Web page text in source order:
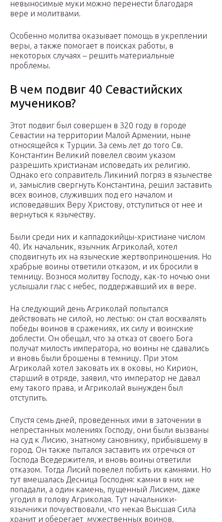
невыносимые муки можно перенести благодаря
вере и молитвами.
Особенно молитва оказывает помощь в укреплении
веры, а также помогает в поисках работы, в
некоторых случаях – решить материальные
проблемы.
В чем подвиг 40 Севастийских
мучеников?
Этот подвиг был совершен в 320 году в городе
Севастии на территории Малой Армении, ныне
относящейся к Турции. За семь лет до того Св.
Константин Великий повелел своим указом
разрешить христианам исповедать их религию.
Однако его соправитель Ликиний погряз в язычестве
и, замыслив свергнуть Константина, решил заставить
всех воинов, служивших под его началом и
исповедавших Веру Христову, отступиться от нее и
вернуться к язычеству.
Были среди них и каппадокийцы-христиане числом
40. Их начальник, язычник Агриколай, хотел
сподвигнуть их на языческие жертвоприношения. Но
храбрые воины ответили отказом, и их бросили в
темницу. Вознося молитву Господу, как-то ночью они
услышали глас с небес, поддержавший их в вере.
На следующий день Агриколай попытался
действовать не силой, но лестью: он стал восхвалять
победы воинов в сражениях, их силу и воинские
доблести. Он обещал, что за отказ от своего Бога
получат милость императора, но воины не сдавались
и вновь были брошены в темницу. При этом
Агриколай хотел заковать их в оковы, но Кирион,
старший в отряде, заявил, что император не давал
ему такого права, и Агриколай вынужден был
отступить.
Спустя семь дней, проведенных ими в заточении в
непрестанных молениях Господу, они были вызваны
на суд к Лисию, знатному сановнику, прибывшему в
город. Он также пытался заставить их отречься от
Господа Вседержителя, и вновь воины ответили
отказом. Тогда Лисий повелел побить их камнями. Но
тут вмешалась Десница Господня: камни в них не
попадали, а один камень, пущенный Лисием, даже
угодил в голову Агриколая. Тут начальники-
язычники почувствовали, что некая Высшая Сила
хранит и оберегает мужественных воинов.